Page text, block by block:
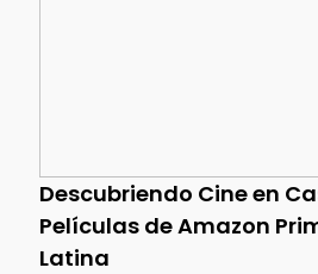
Descubriendo Cine en
Películas de Amazon
Latina